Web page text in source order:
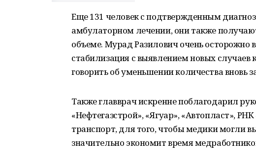
Еще 131 человек с подтвержденным
амбулаторном лечении, они также
объеме. Мурад Разилович очень осторожно
стабилизация с выявлением новых случаев
говорить об уменьшении количества вновь
Также главврач искренне поблагодарил
«Нефтегазстрой», «Ягуар», «Автопласт»,
транспорт, для того, чтобы медики могли
значительно экономит время